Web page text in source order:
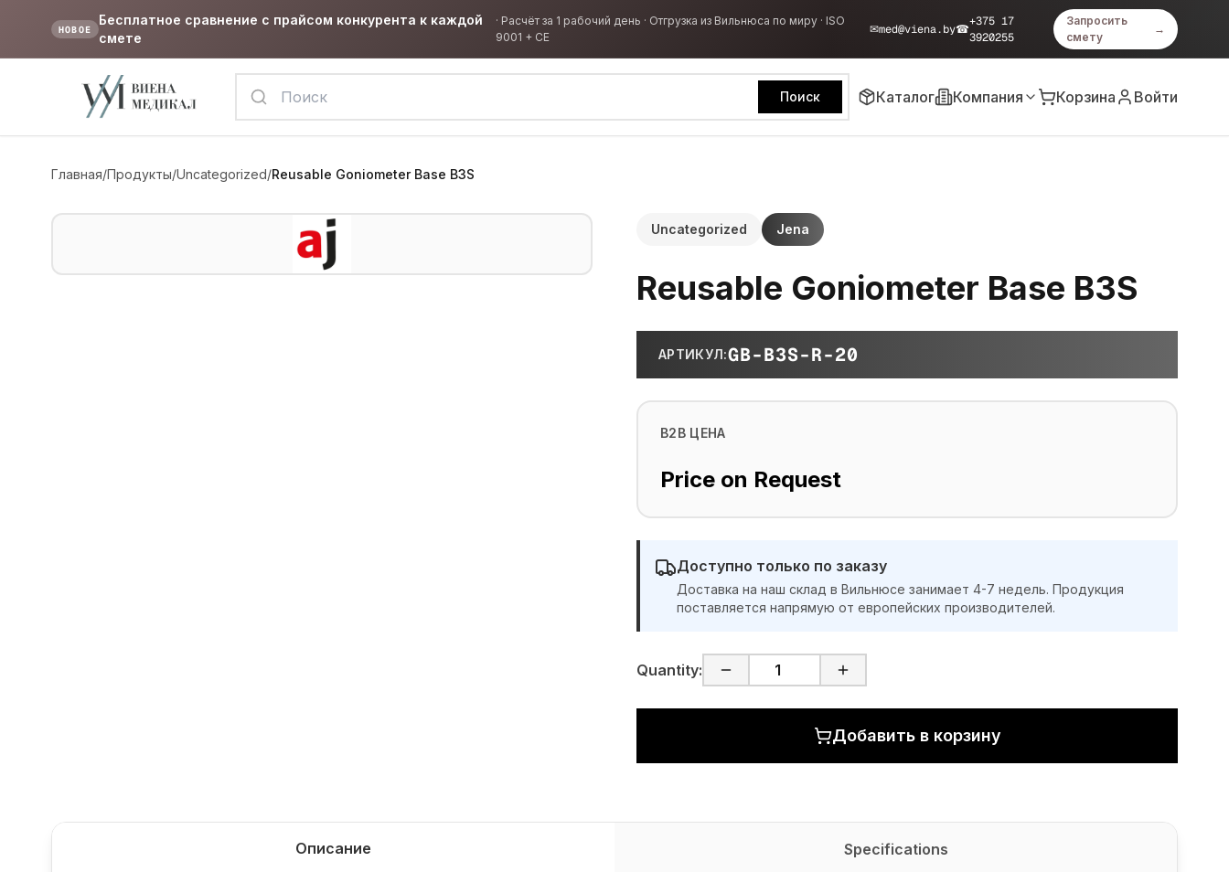
НОВОЕ
Бесплатное сравнение с прайсом конкурента к каждой
смете
· Расчёт за 1 рабочий день · Отгрузка из Вильнюса по миру · ISO
9001 + CE
✉med@viena.by☎
+375 17
3920255
Запросить
смету
→
Поиск Каталог Компания Корзина Войти
Главная/Продукты/Uncategorized/Reusable Goniometer Base B3S
Uncategorized Jena
Reusable Goniometer Base B3S
АРТИКУЛ:GB-B3S-R-20
B2B ЦЕНА
Price on Request
Доступно только по заказу
Доставка на наш склад в Вильнюсе занимает 4-7 недель. Продукция
поставляется напрямую от европейских производителей.
Quantity:
Добавить в корзину
Описание Specifications